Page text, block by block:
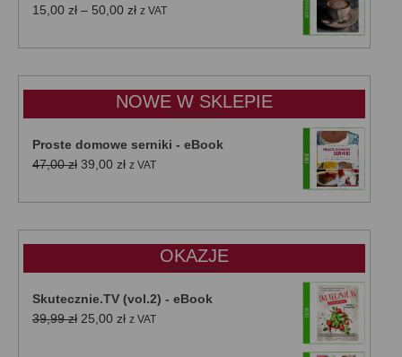
15,00 zł – 50,00 złZakres
od
do
50,00 zł
z VAT
NOWE W SKLEPIE
Proste domowe serniki - eBook
47,00zł Pierwotna
wynosiła:
39,00 złAktualna
wynosi:
z VAT
OKAZJE
Skutecznie.TV (vol.2) - eBook
39,99zł Pierwotna
25,00 złAktualna
z VAT